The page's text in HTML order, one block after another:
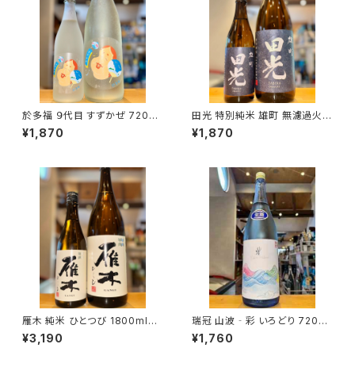
於多福 ９代目 すずかぜ 720ml
１本（柄酒造・広島県東広島市安
芸津町）
¥1,870
田光 特別純米 雄町 無濾過火入
れ 720ml１本（早川酒造・三重
県三重郡菰野町）
¥1,870
雁木 純米 ひとつび 1800ml１
本（八百新酒造・山口県岩国市
今津町）
¥3,190
瑞冠 山波‐彩 いろどり 720ml
１本（山岡酒造・広島県三次市甲
奴町）
¥1,760